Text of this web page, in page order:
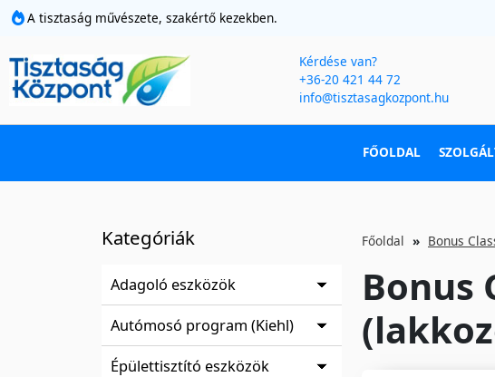
A tisztaság művészete, szakértő kezekben.
Kérdése van?
+36-20 421 44 72
info@tisztasagkozpont.hu
FŐOLDAL
Kategóriák
Adagoló eszközök
Autómosó program (Kiehl)
Épülettisztító eszközök
Főoldal Bonus
Bonus